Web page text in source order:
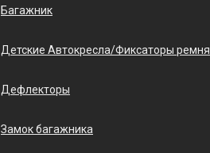
Багажник
Детские Автокресла/Фиксаторы ремня
Дефлекторы
Замок багажника